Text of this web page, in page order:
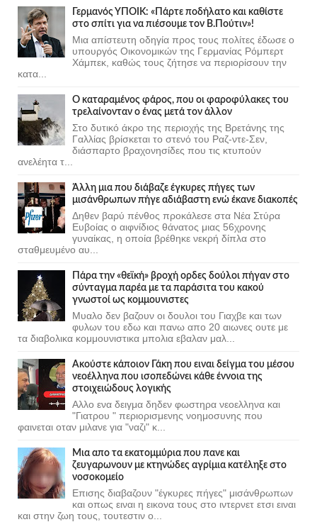
Γερμανός ΥΠΟΙΚ: «Πάρτε ποδήλατο και καθίστε
στο σπίτι για να πιέσουμε τον Β.Πούτιν»!
Μια απίστευτη οδηγία προς τους πολίτες έδωσε ο
υπουργός Οικονομικών της Γερμανίας Ρόμπερτ
Χάμπεκ, καθώς τους ζήτησε να περιορίσουν την
κατα...
Ο καταραμένος φάρος, που οι φαροφύλακες του
τρελαίνονταν ο ένας μετά τον άλλον
Στο δυτικό άκρο της περιοχής της Βρετάνης της
Γαλλίας βρίσκεται το στενό του Ραζ-ντε-Σεν,
διάσπαρτο βραχονησίδες που τις κτυπούν
ανελέητα τ...
Άλλη μια που διάβαζε έγκυρες πήγες των
μισάνθρωπων πήγε αδιάβαστη ενώ έκανε διακοπές
Δηθεν βαρύ πένθος προκάλεσε στα Νέα Στύρα
Ευβοίας ο αιφνίδιος θάνατος μιας 56χρονης
γυναίκας, η οποία βρέθηκε νεκρή δίπλα στο
σταθμευμένο αυ...
Πάρα την «θεϊκή» βροχή ορδες δούλοι πήγαν στο
σύνταγμα παρέα με τα παράσιτα του κακού
γνωστοί ως κομμουνιστες
Μυαλο δεν βαζουν οι δουλοι του Γιαχβε και των
φυλων του εδω και πανω απο 20 αιωνες ουτε με
τα διαβολικα κομμουνιστικα μπολια εβαλαν μαλ...
Ακούστε κάποιον Γάκη που ειναι δείγμα του μέσου
νεοέλληνα που ισοπεδώνει κάθε έννοια της
στοιχειώδους λογικής
Αλλο ενα δειγμα δηδεν φωστηρα νεοελληνα και
"Γιατρου " περιορισμενης νοημοσυνης που
φαινεται οταν μιλανε για "ναζι" κ...
Μια απο τα εκατομμύρια που πανε και
ζευγαρωνουν με κτηνώδες αγρίμια κατέληξε στο
νοσοκομείο
Επισης διαβαζουν "έγκυρες πήγες" μισάνθρωπων
και οπως ειναι η εικονα τους στο ιντερνετ ετσι ειναι
και στην ζωη τους, τουτεστιν ο...